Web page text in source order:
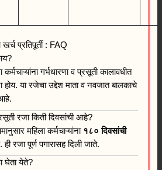
प्रतिपूर्ती : FAQ
गर्भधारणा व प्रसूती कालावधीत
होय. या रजेचा उद्देश माता व नवजात बालकाचे
रजा किती दिवसांची आहे?
महिला कर्मचाऱ्यांना १८० दिवसांची
रजा पूर्ण पगारासह दिली जाते.
घेता येते?